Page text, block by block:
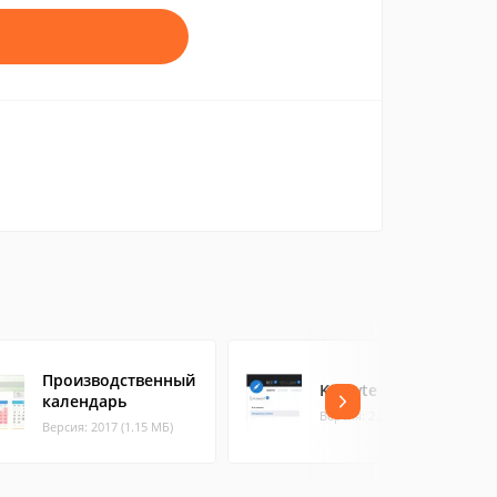
Производственный
календарь
Версия: 2017 (1.15 МБ)
Knowte
Версия: 2.0.9 (58.79 МБ)